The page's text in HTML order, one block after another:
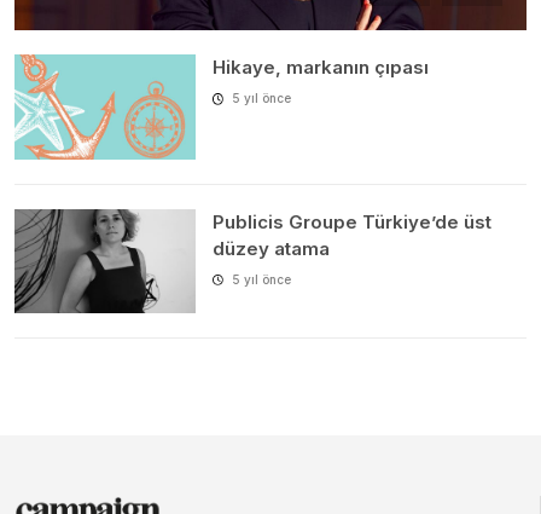
Hikaye, markanın çıpası
5 yıl önce
Publicis Groupe Türkiye’de üst
düzey atama
5 yıl önce